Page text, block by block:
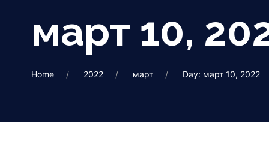
март 10,
Home 2022 март Day: март 10, 2022